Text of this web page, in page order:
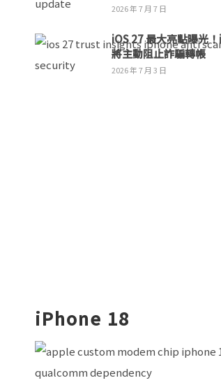
2026 年 7 月 7 日
iOS 27 最大亮點曝光
將主動阻止詐騙轉帳
2026 年 7 月 3 日
iPhone 18